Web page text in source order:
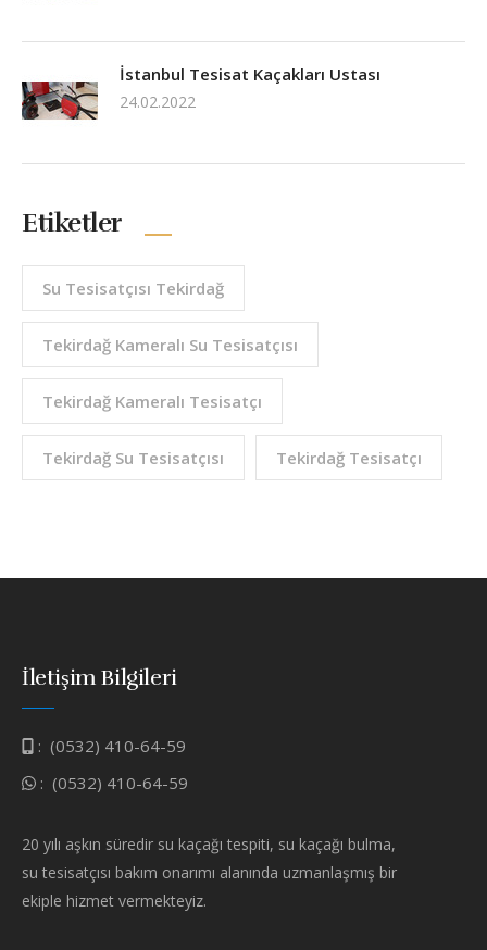
İstanbul Tesisat Kaçakları Ustası
24.02.2022
Etiketler
Su Tesisatçısı Tekirdağ
Tekirdağ Kameralı Su Tesisatçısı
Tekirdağ Kameralı Tesisatçı
Tekirdağ Su Tesisatçısı Tekirdağ Tesisatçı
İletişim Bilgileri
: (0532) 410-64-59
: (0532) 410-64-59
20 yılı aşkın süredir su kaçağı tespiti, su kaçağı bulma,
su tesisatçısı bakım onarımı alanında uzmanlaşmış bir
ekiple hizmet vermekteyiz.